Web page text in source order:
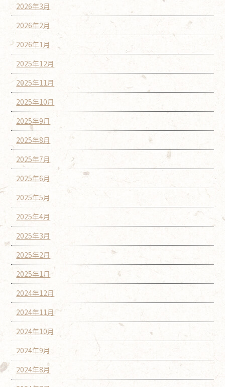
2026年3月
2026年2月
2026年1月
2025年12月
2025年11月
2025年10月
2025年9月
2025年8月
2025年7月
2025年6月
2025年5月
2025年4月
2025年3月
2025年2月
2025年1月
2024年12月
2024年11月
2024年10月
2024年9月
2024年8月